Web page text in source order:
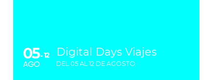
05
AGO
12 Digital Days Viajes
DEL 05 AL 12 DE AGOSTO